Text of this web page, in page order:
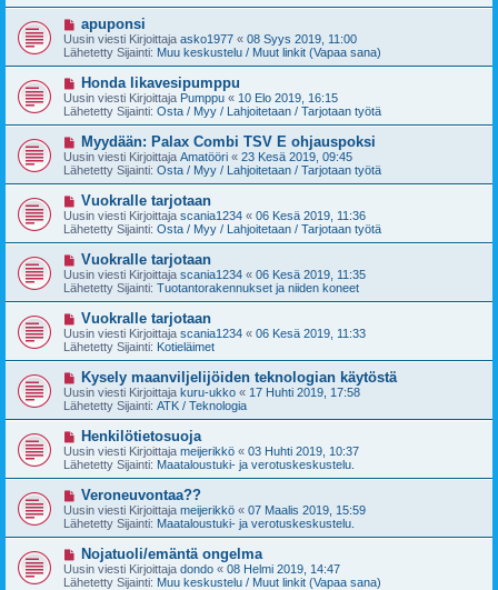
t
e
s
t
U
u
s
i
v
e
s
t
apuponsi
Uusin viesti Kirjoittaja asko1977 « 08 Syys 2019, 11:00
Lähetetty Sijainti: Muu keskustelu / Muut linkit (Vapaa sana)
U
u
s
i
v
e
s
t
Honda likavesipumppu
Uusin viesti Kirjoittaja Pumppu « 10 Elo 2019, 16:15
Lähetetty Sijainti: Osta / Myy / Lahjoitetaan / Tarjotaan työtä
U
u
s
i
v
e
s
t
Myydään: Palax Combi TSV E ohjauspoksi
Uusin viesti Kirjoittaja Amatööri « 23 Kesä 2019, 09:45
Lähetetty Sijainti: Osta / Myy / Lahjoitetaan / Tarjotaan työtä
U
u
s
i
v
e
s
t
Vuokralle tarjotaan
Uusin viesti Kirjoittaja scania1234 « 06 Kesä 2019, 11:36
Lähetetty Sijainti: Osta / Myy / Lahjoitetaan / Tarjotaan työtä
U
u
s
i
v
e
s
t
Vuokralle tarjotaan
Uusin viesti Kirjoittaja scania1234 « 06 Kesä 2019, 11:35
Lähetetty Sijainti: Tuotantorakennukset ja niiden koneet
U
u
s
i
v
e
s
t
Vuokralle tarjotaan
Uusin viesti Kirjoittaja scania1234 « 06 Kesä 2019, 11:33
Lähetetty Sijainti: Kotieläimet
U
u
s
i
v
e
s
t
Kysely maanviljelijöiden teknologian käytöstä
Uusin viesti Kirjoittaja kuru-ukko « 17 Huhti 2019, 17:58
Lähetetty Sijainti: ATK / Teknologia
U
u
s
i
v
e
s
t
Henkilötietosuoja
Uusin viesti Kirjoittaja meijerikkö « 03 Huhti 2019, 10:37
Lähetetty Sijainti: Maataloustuki- ja verotuskeskustelu.
U
u
s
i
v
e
s
Veroneuvontaa??
Uusin viesti Kirjoittaja meijerikkö « 07 Maalis 2019, 15:59
Lähetetty Sijainti: Maataloustuki- ja verotuskeskustelu.
U
u
s
Nojatuoli/emäntä ongelma
Uusin viesti Kirjoittaja dondo « 08 Helmi 2019, 14:47
Lähetetty Sijainti: Muu keskustelu / Muut linkit (Vapaa sana)